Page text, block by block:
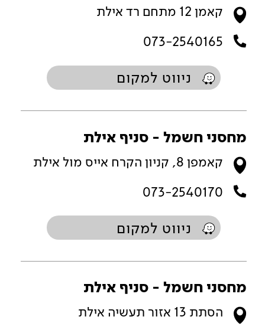
קאמן 12 מתחם רד אילת
073-2540165
ניווט למקום
מחסני חשמל - סניף אילת
קאמפן 8, קניון הקרח אייס מול אילת
073-2540170
ניווט למקום
מחסני חשמל - סניף אילת
הסתת 13 אזור תעשיה אילת